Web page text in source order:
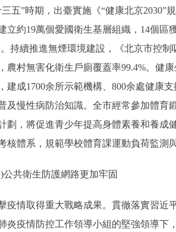
”時期，出臺實施《“健康北京2030”
立約19萬個愛國衛生基層組織，14個
持續推進無煙環境建設，《北京市控
農村無害化衛生戶廁覆蓋率99.4%。健
建成1700余所示範機構、800余處健康
及慢性病防治知識。全市經常參加體育
劃，將促進青少年提高身體素養和養成
核體系，規範學校體育課運動負荷監測
衛生防護網路更加牢固
情取得重大戰略成果。貫徹落實習近平
炎疫情防控工作領導小組的堅強領導下